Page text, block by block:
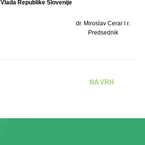
Vlada Republike Slovenije
dr. Miroslav Cerar l.r.
Predsednik
NA VRH